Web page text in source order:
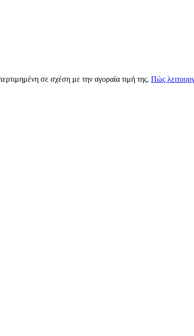
σε σχέση με την αγοραία τιμή της. Πώς